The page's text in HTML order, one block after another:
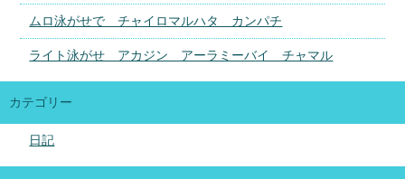
ムロ泳がせで チャイロマルハタ カンパチ
ライト泳がせ アカジン アーラミーバイ チャマル
カテゴリー
日記